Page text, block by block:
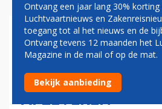
MOET IN DRIE
RUIM 300
AFLEVEREN
Ontvang een jaar lang 30%
Luchtvaartnieuws en
toegang tot al het nieuws en de
Ontvang tevens 12 maanden het
Magazine in de mail of op de mat.
Bekijk aanbieding